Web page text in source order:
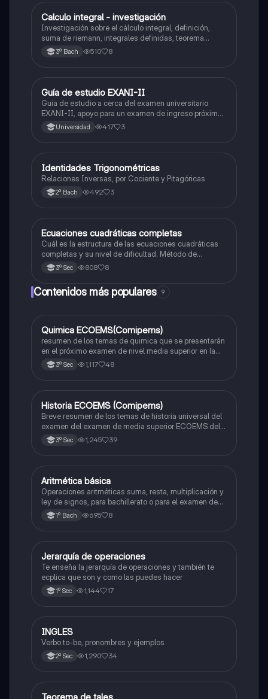
Matemáticas
Calculo integral - investigación
Investigación sobre el cálculo integral, definición,
suma de riemann, integrales definidas, teorema
fundamental del cálculo, antiderivadas, integrales
indefinidas y ejemplos.
3º Bach 510 8
Historia
Guía de estudio EXANI-II
Guia de estudio a cerca del examen universitario
EXANI-II, apoyo para un examen de ingreso próximo
2026.Universidad 417 3
Matemáticas
Identidades Trigonométricas
Relaciones Inversas, por Cociente y Pitagóricas
2º Bach 492 3
Matemáticas
Ecuaciones cuadráticas completas
Cuál es la estructura de las ecuaciones cuadráticas
completas y su nivel de dificultad. Método de
solucion
3º Sec 808 8
Contenidos más populares 9
Química
Quimica ECOEMS(Comipems)
resumen de los temas de quimica que se presentarán
en el próximo examen de nivel media superior en la
zona metropolitana de el valle de México
3º Sec 1,117 48
Historia
Historia ECOEMS (Comipems)
Breve resumen de los temas de historia universal del
examen del examen de media superior ECOEMS del
valle de México
3º Sec 1,245 39
Matemáticas
Aritmética básica
Operaciones aritméticas suma, resta, multiplicación y
ley de signos, para bachillerato o para el examen de
admisión a la universidad
1º Bach 695 8
Matemáticas
Jerarquía de operaciones
Te enseña la jerarquía de operaciones y también te
ecplica que son y como las puedes hacer
1º Sec 1,144 17
Inglés
INGLES
Verbo to-be, pronombres y ejemplos
2º Sec 1,290 34
Matemáticas
Teorema de tales